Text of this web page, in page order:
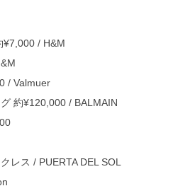
¥7,000 / H&M
/ Valmuer
約¥120,000 / BALMAIN
レス / PUERTA DEL SOL